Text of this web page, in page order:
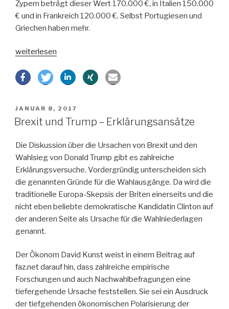
Zypern beträgt dieser Wert 170.000 €, in Italien 150.000
€ und in Frankreich 120.000 €. Selbst Portugiesen und
Griechen haben mehr.
„Vermögen
Deutschen
geringer
das
der
Europäer“
weiterlesen
VERÖFFENTLICHT
AM
JANUAR 8, 2017
Brexit und Trump – Erklärungsansätze
Die Diskussion über die Ursachen von Brexit und den
Wahlsieg von Donald Trump gibt es zahlreiche
Erklärungsversuche. Vordergründig unterscheiden sich
die genannten Gründe für die Wahlausgänge. Da wird die
traditionelle Europa-Skepsis der Briten einerseits und die
nicht eben beliebte demokratische Kandidatin Clinton auf
der anderen Seite als Ursache für die Wahlniederlagen
genannt.
Der Ökonom David Kunst weist in einem Beitrag auf
faz.net darauf hin, dass zahlreiche empirische
Forschungen und auch Nachwahlbefragungen eine
tiefergehende Ursache feststellen. Sie sei ein Ausdruck
der tiefgehenden ökonomischen Polarisierung der